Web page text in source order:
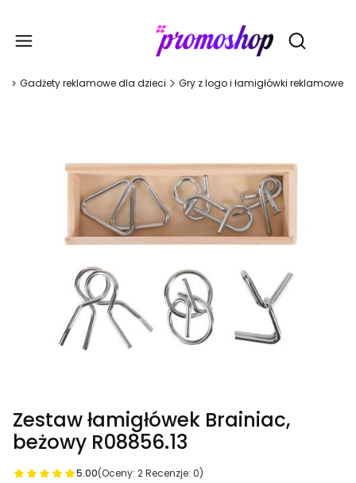
Otwórz
Gadżety reklamowe dla dzieci Gry z logo i łamigłówki reklamowe
Zestaw łamigłówek Brainiac,
beżowy R08856.13
5.00(Oceny: 2 Recenzje: 0)